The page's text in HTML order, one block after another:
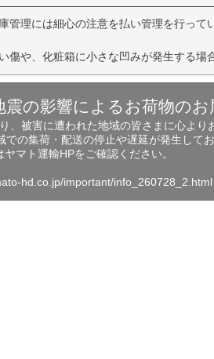
管理には細心の注意を払い管理を行って
や、化粧箱に小さな凹みが発生する場
震の影響によるお荷物の
、被害に遭われた地域の皆さまに心より
での集荷・配送の停止や遅延が発生してお
ヤマト運輸HPをご確認ください。
hd.co.jp/important/info_260728_2.html